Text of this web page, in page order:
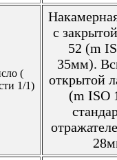
(
1/1)
с
52 (m
35мм).
открытой
(m ISO